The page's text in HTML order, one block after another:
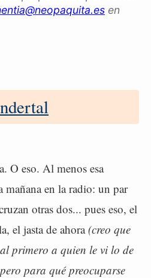
en
O eso. Al menos esa
mañana en la radio: un par
otras dos... pues eso, el
el jasta de ahora(creo que
al primero a quien le vi lo de
para qué preocuparse